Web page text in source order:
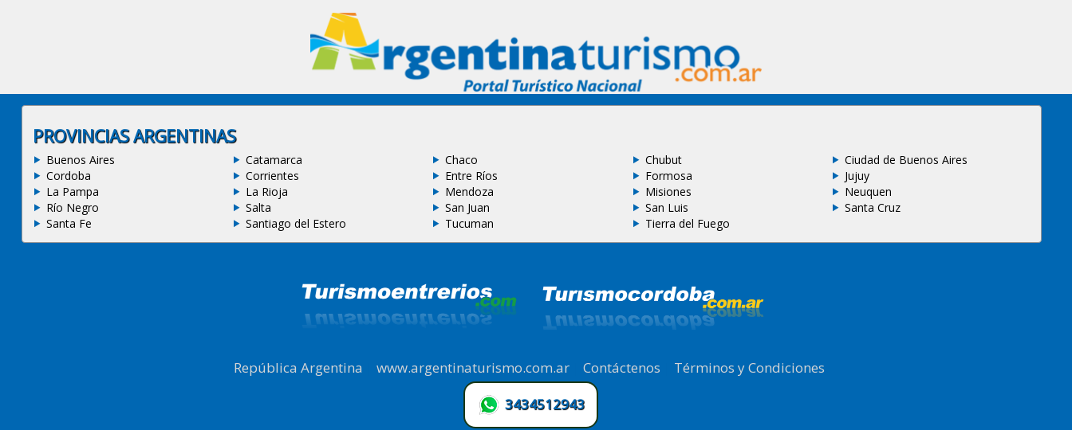
PROVINCIAS ARGENTINAS
Buenos Aires Catamarca Chaco Chubut
Ciudad de Buenos Aires
Cordoba
Corrientes Entre Ríos Formosa
Jujuy
La Pampa
La Rioja Mendoza Misiones
Neuquen
Río Negro
Salta San Juan San Luis
Santa Cruz
Santa Fe
Santiago del Estero Tucuman Tierra del Fuego
República Argentina www.argentinaturismo.com.ar| Contáctenos Términos y Condiciones
3434512943